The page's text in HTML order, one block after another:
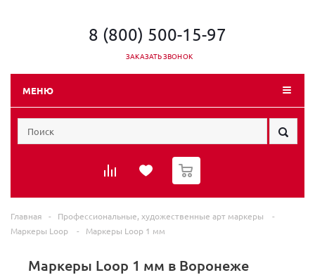
8 (800) 500-15-97
ЗАКАЗАТЬ ЗВОНОК
МЕНЮ
0
Главная - Профессиональные, художественные арт маркеры
-
Маркеры Loop
- Маркеры Loop 1 мм
Маркеры Loop 1 мм в Воронеже